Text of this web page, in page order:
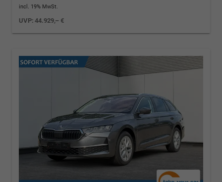
incl. 19% MwSt.
UVP:44.929,– €